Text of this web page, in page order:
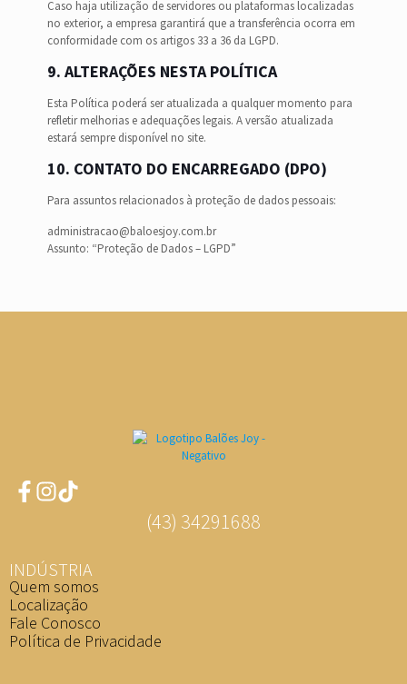
Caso haja utilização de servidores ou plataformas localizadas
no exterior, a empresa garantirá que a transferência ocorra em
conformidade com os artigos 33 a 36 da LGPD.
9. ALTERAÇÕES NESTA POLÍTICA
Esta Política poderá ser atualizada a qualquer momento para
refletir melhorias e adequações legais. A versão atualizada
estará sempre disponível no site.
10. CONTATO DO ENCARREGADO (DPO)
Para assuntos relacionados à proteção de dados pessoais:
administracao@baloesjoy.com.br
Assunto: “Proteção de Dados – LGPD”
(43) 34291688
INDÚSTRIA
Quem somos
Localização
Fale Conosco
Política de Privacidade